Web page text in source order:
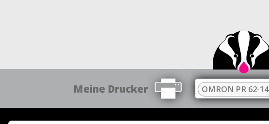
Meine Drucker OMRON PR 62-14